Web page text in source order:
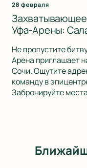
28 февраля
Захватывающее
Уфа-Арены:
Не пропустите
Арена приглашает
Сочи. Ощутите
команду в
Забронируйте